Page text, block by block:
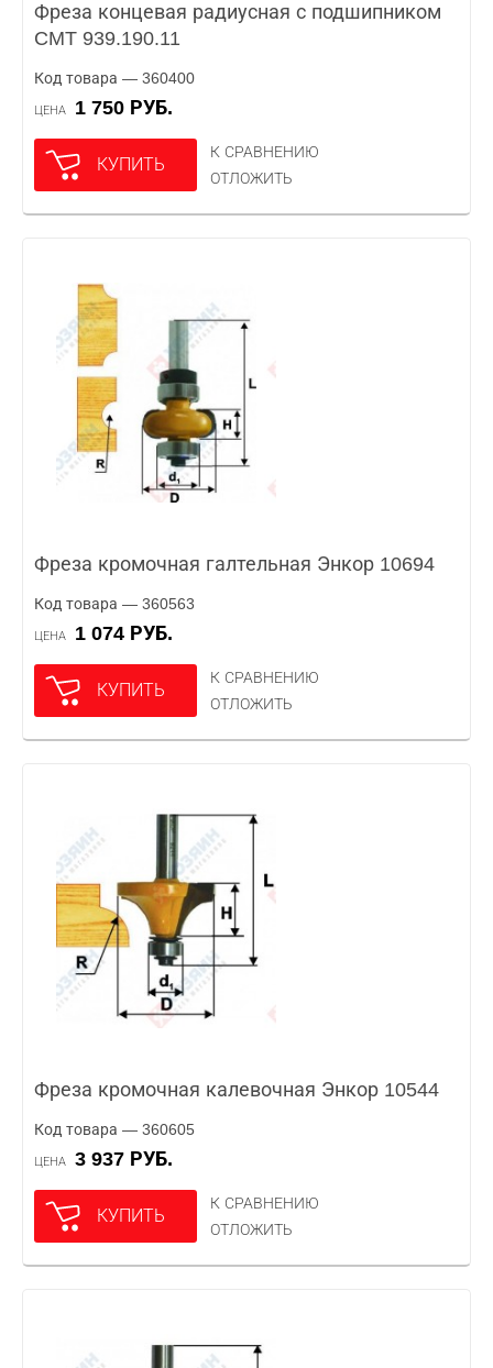
Фреза концевая радиусная с подшипником
CMT 939.190.11
Код товара — 360400
ЦЕНА 1 750 РУБ.
КУПИТЬ
К СРАВНЕНИЮ
ОТЛОЖИТЬ
Фреза кромочная галтельная Энкор 10694
Код товара — 360563
ЦЕНА 1 074 РУБ.
КУПИТЬ
К СРАВНЕНИЮ
ОТЛОЖИТЬ
Фреза кромочная калевочная Энкор 10544
Код товара — 360605
ЦЕНА 3 937 РУБ.
КУПИТЬ
К СРАВНЕНИЮ
ОТЛОЖИТЬ